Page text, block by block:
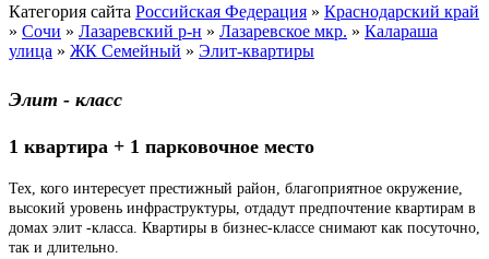
Категория сайта Российская Федерация » Краснодарский край
» Сочи » Лазаревский р-н » Лазаревское мкр. » Калараша
улица » ЖК Семейный » Элит-квартиры
Элит - класс
1 квартира + 1 парковочное место
Тех, кого интересует престижный район, благоприятное окружение,
высокий уровень инфраструктуры, отдадут предпочтение квартирам в
домах элит -класса. Квартиры в бизнес-классе снимают как посуточно,
так и длительно.